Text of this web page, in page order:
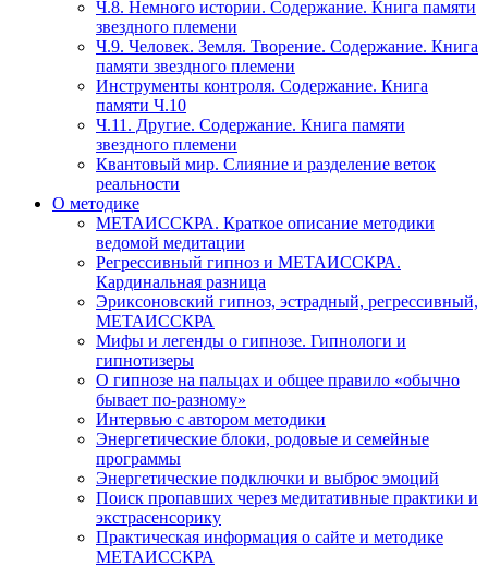
Ч.8. Немного истории. Содержание. Книга памяти
звездного племени
Ч.9. Человек. Земля. Творение. Содержание. Книга
памяти звездного племени
Инструменты контроля. Содержание. Книга
памяти Ч.10
Ч.11. Другие. Содержание. Книга памяти
звездного племени
Квантовый мир. Слияние и разделение веток
реальности
О методике
МЕТАИССКРА. Краткое описание методики
ведомой медитации
Регрессивный гипноз и МЕТАИССКРА.
Кардинальная разница
Эриксоновский гипноз, эстрадный, регрессивный,
МЕТАИССКРА
Мифы и легенды о гипнозе. Гипнологи и
гипнотизеры
О гипнозе на пальцах и общее правило «обычно
бывает по-разному»
Интервью с автором методики
Энергетические блоки, родовые и семейные
программы
Энергетические подключки и выброс эмоций
Поиск пропавших через медитативные практики и
экстрасенсорику
Практическая информация о сайте и методике
МЕТАИССКРА